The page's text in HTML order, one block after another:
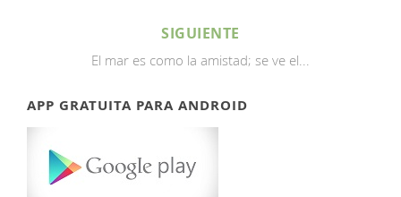
SIGUIENTE
El mar es como la amistad; se ve el...
APP GRATUITA PARA ANDROID